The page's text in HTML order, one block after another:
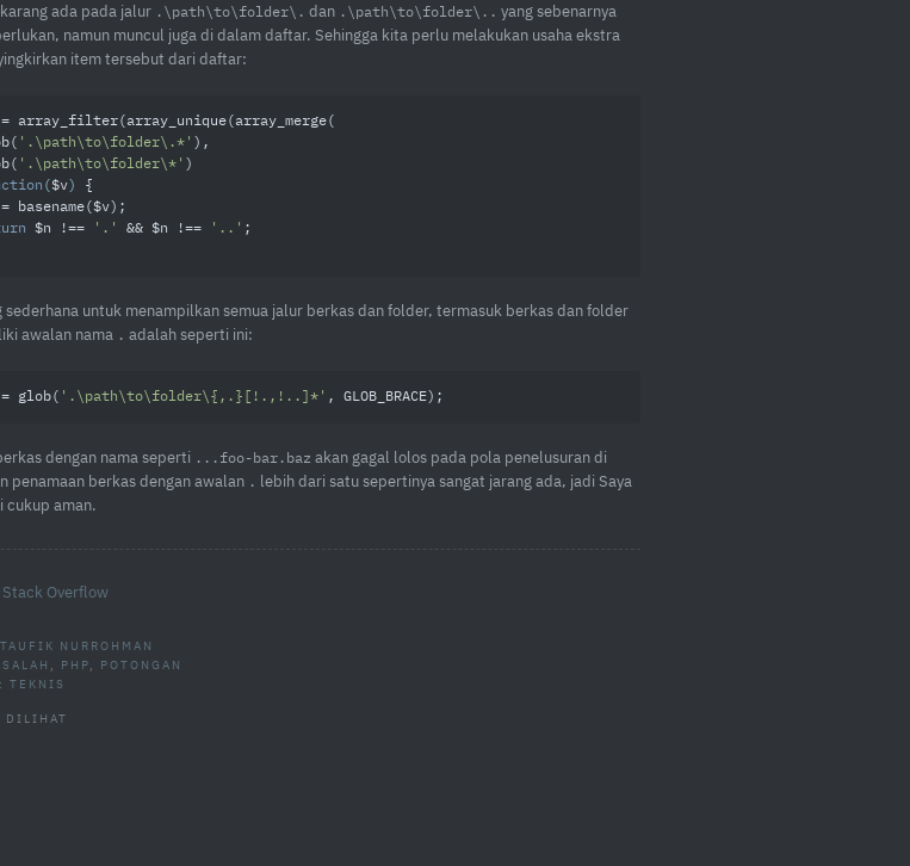
ada pada jalur .\path\to\folder\. dan .\path\to\folder\.. yang sebenarnya
namun muncul juga di dalam daftar. Sehingga kita perlu melakukan usaha ekstra
item tersebut dari daftar:
array_filter(array_unique(array_merge(
'.\path\to\folder\.*' ),
'.\path\to\folder\*' )
($v)
{
$n !== '.' && $n !== '..' ;
sederhana untuk menampilkan semua jalur berkas dan folder, termasuk berkas dan folder
awalan nama . adalah seperti ini:
glob( '.\path\to\folder\{,.}[!.,!..]*' , GLOB_BRACE);
dengan nama seperti ...foo-bar.baz akan gagal lolos pada pola penelusuran di
penamaan berkas dengan awalan . lebih dari satu sepertinya sangat jarang ada, jadi Saya
cukup aman.
Stack Overflow
TAUFIK NURROHMAN
, PHP, POTONGAN
TEKNIS
DILIHAT